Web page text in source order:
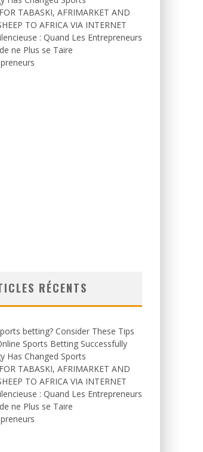
TABASKI, AFRIMARKET AND
TO AFRICA VIA INTERNET
: Quand Les Entrepreneurs
ne Plus se Taire
RÉCENTS
betting? Consider These Tips
Sports Betting Successfully
Has Changed Sports
TABASKI, AFRIMARKET AND
TO AFRICA VIA INTERNET
: Quand Les Entrepreneurs
ne Plus se Taire